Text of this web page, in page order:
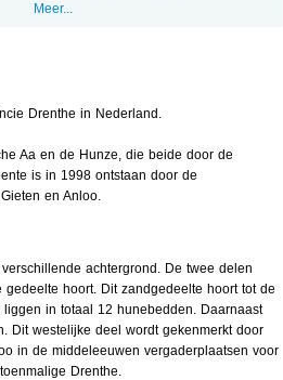
Meer...
Drenthe in Nederland.
Aa en de Hunze, die beide door de
is in 1998 ontstaan door de
en Anloo.
achtergrond. De twee delen
hoort. Dit zandgedeelte hoort tot de
in totaal 12 hunebedden. Daarnaast
Dit westelijke deel wordt gekenmerkt door
in de middeleeuwen vergaderplaatsen voor
Drenthe.